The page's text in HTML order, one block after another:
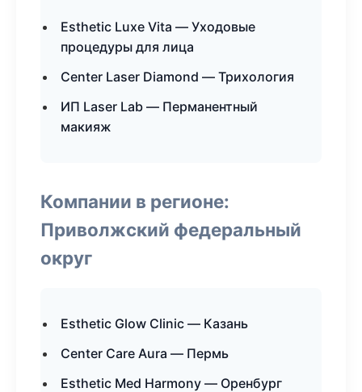
Esthetic Luxe Vita — Уходовые
процедуры для лица
Center Laser Diamond — Трихология
ИП Laser Lab — Перманентный
макияж
Компании в регионе:
Приволжский федеральный
округ
Esthetic Glow Clinic — Казань
Center Care Aura — Пермь
Esthetic Med Harmony — Оренбург